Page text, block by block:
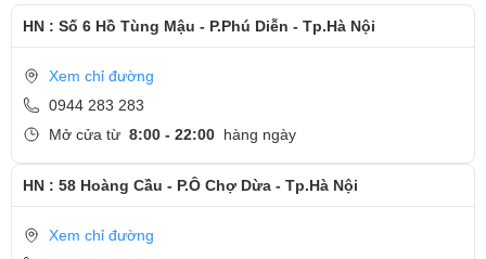
HN : Số 6 Hồ Tùng Mậu - P.Phú Diễn - Tp.Hà Nội
Xem chỉ đường
0944 283 283
Mở cửa từ 8:00 - 22:00 hàng ngày
HN : 58 Hoàng Cầu - P.Ô Chợ Dừa - Tp.Hà Nội
Xem chỉ đường